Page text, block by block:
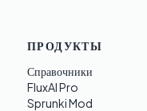
ПРОДУКТЫ
Справочники
FluxAI Pro
Sprunki Mod